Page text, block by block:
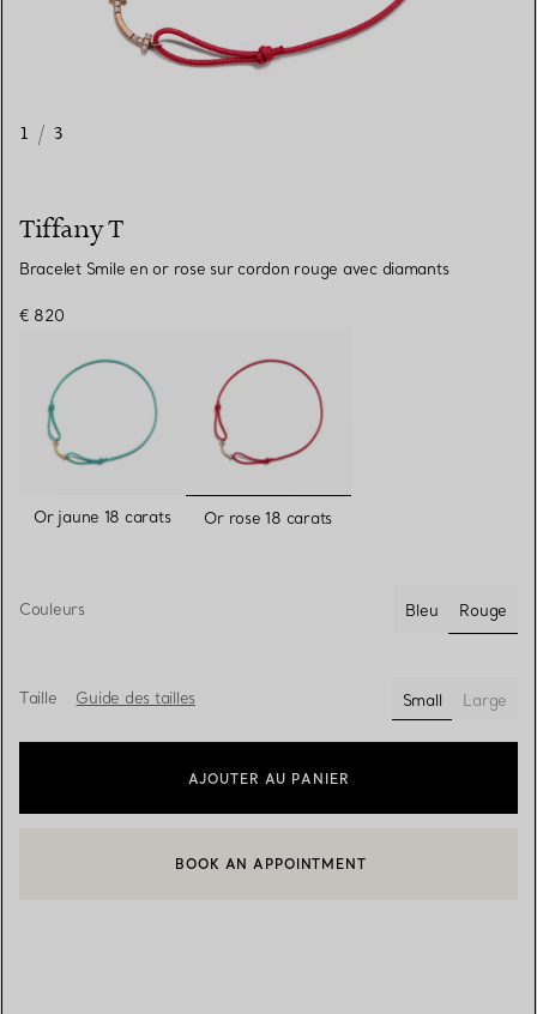
1 / 3
Tiffany T
Bracelet Smile en or rose sur cordon rouge avec diamants
€ 820
Couleurs Bleu
Rouge
Or jaune 18 carats sélectionnés
Or rose 18 carats
Taille Guide des tailles
Small
sélectionnés
Large
AJOUTER AU PANIER
CONTACTER UN CONSEILLER CLIENT OU PRENDRE RENDEZ-
BOOK AN APPOINTMENT